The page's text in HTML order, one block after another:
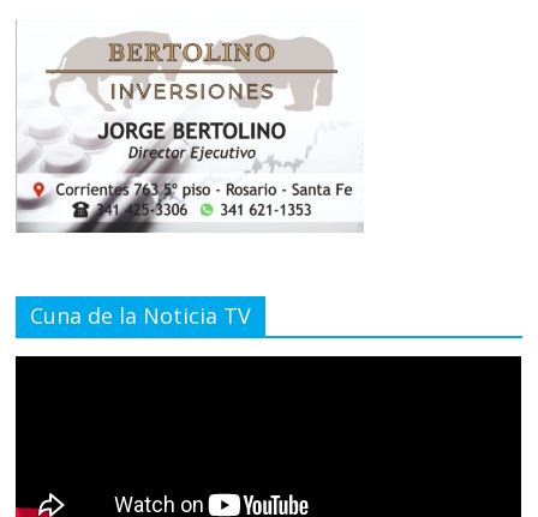
Cuna de la Noticia TV